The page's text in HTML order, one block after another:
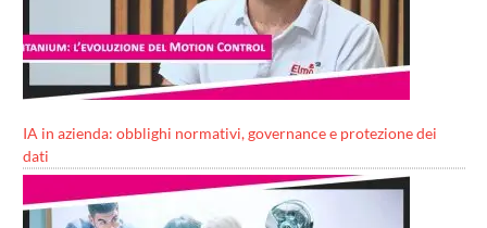
IA in azienda: obblighi normativi, governance e protezione dei
dati